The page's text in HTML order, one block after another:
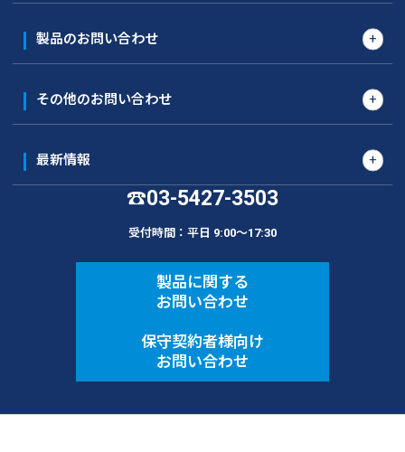
☎03-5427-3503
受付時間：平日 9:00〜17:30
製品に関する
お問い合わせ
保守契約者様向け
お問い合わせ
製品のお問い合わせ
その他のお問い合わせ
最新情報